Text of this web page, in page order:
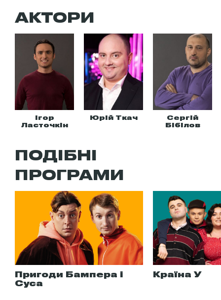
АКТОРИ
Ігор
Ласточкін
Юрій Ткач
Сергій
Бібілов
ПОДІБНІ
ПРОГРАМИ
Пригоди Бампера і
Суса
Країна У